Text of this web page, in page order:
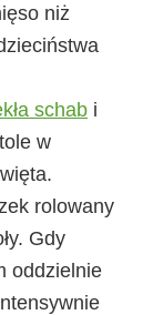
niż
schab i
w
rolowany
Gdy
oddzielnie